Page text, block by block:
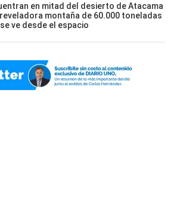
en mitad del desierto de Atacama
montaña de 60.000 toneladas
ve desde el espacio